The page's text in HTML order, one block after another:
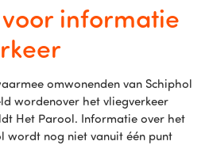
informatie
omwonenden van Schiphol
wordenover het vliegverkeer
Het Parool. Informatie over het
wordt nog niet vanuit één punt